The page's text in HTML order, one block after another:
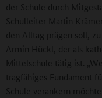
der Schule durch
Schulleiter Martin
den Alltag prägen soll,
Armin Hückl, der als
Mittelschule tätig ist.
tragfähiges Fundament
Schule verankern